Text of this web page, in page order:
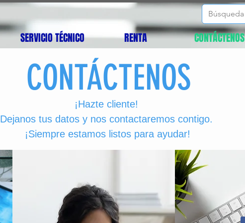
SERVICIO TÉCNICO RENTA CONTÁCTENOS
CONTÁCTENOS
¡Hazte cliente!
Dejanos tus datos y nos contactaremos contigo.
¡Siempre estamos listos para ayudar!